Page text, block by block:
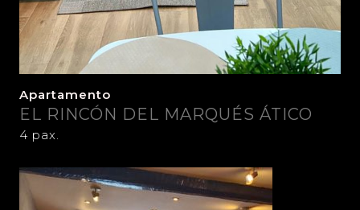
Apartamento
EL RINCÓN DEL MARQUÉS ÁTICO
4 pax.